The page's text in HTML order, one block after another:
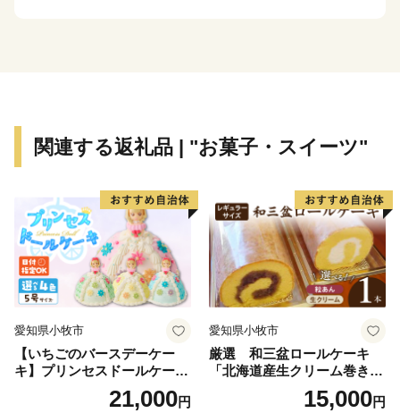
関連する返礼品 | "お菓子・スイーツ"
愛知県小牧市
【いちごのバースデーケー
キ】プリンセスドールケーキ
日時指定可 スイーツ デザー
ト 洋菓子 お取り寄せ 愛知県
21,000円
愛知県小牧市
厳選 和三盆ロールケーキ
「北海道産生クリーム巻き」
または「北海道産粒あん巻
き」（サイズ：レギュラー）
15,000円